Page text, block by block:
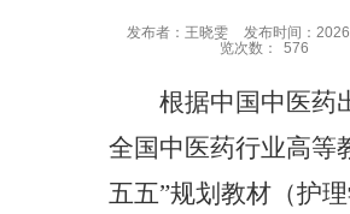
发布者：王晓雯 发布时间：
览次数：
576
根据中国中医药
全国中医药行业高等
五五”规划教材（护理